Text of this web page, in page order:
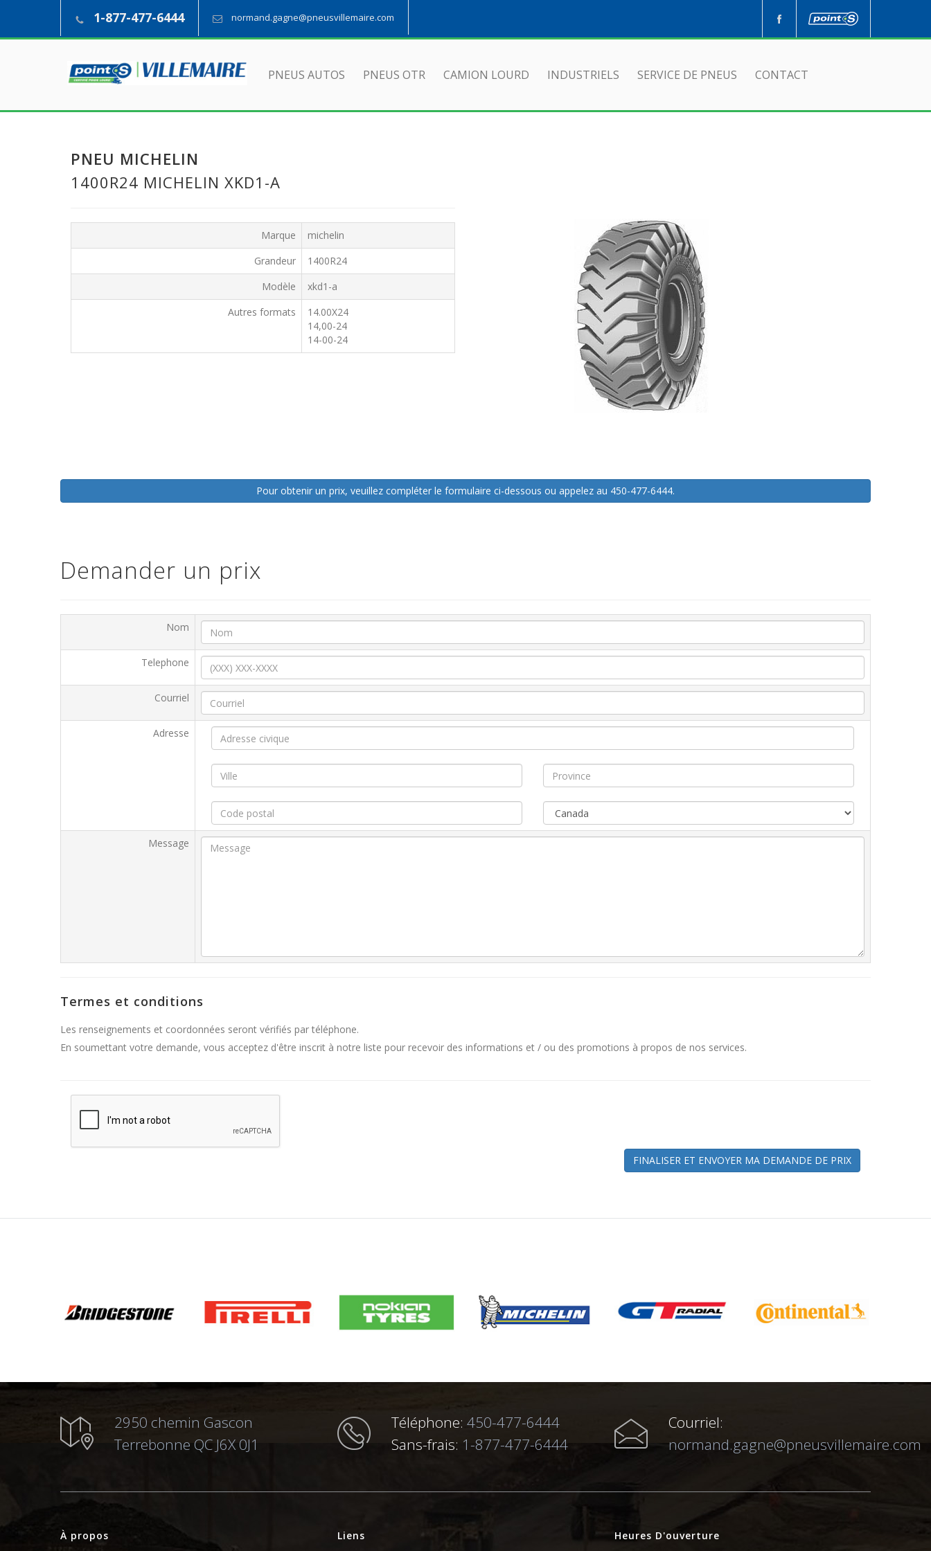
1-877-477-6444 normand.gagne@pneusvillemaire.com
PNEUS AUTOS PNEUS OTR CAMION LOURD INDUSTRIELS SERVICE DE PNEUS CONTACT
PNEU MICHELIN
1400R24 MICHELIN XKD1-A
Marque
michelin
Grandeur
1400R24
Modèle
xkd1-a
Autres formats
14.00X24
14,00-24
14-00-24
Pour obtenir un prix, veuillez compléter le formulaire ci-dessous ou appelez au 450-477-6444.
Demander un prix
Nom
Telephone
Courriel
Adresse
Message
Termes et conditions
Les renseignements et coordonnées seront vérifiés par téléphone.
En soumettant votre demande, vous acceptez d'être inscrit à notre liste pour recevoir des informations et / ou des promotions à propos de nos services.
FINALISER ET ENVOYER MA DEMANDE DE PRIX
2950 chemin Gascon
Terrebonne QC J6X 0J1
Téléphone: 450-477-6444
Sans-frais: 1-877-477-6444
Courriel:
normand.gagne@pneusvillemaire.com
À propos Liens Heures D'ouverture